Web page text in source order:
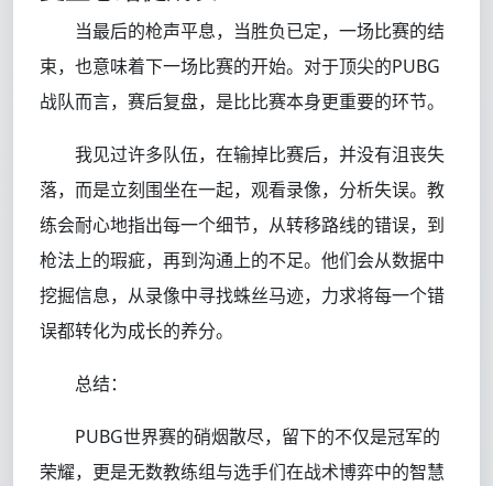
当最后的枪声平息，当胜负已定，一场比赛的结
束，也意味着下一场比赛的开始。对于顶尖的PUBG
战队而言，赛后复盘，是比比赛本身更重要的环节。
我见过许多队伍，在输掉比赛后，并没有沮丧失
落，而是立刻围坐在一起，观看录像，分析失误。教
练会耐心地指出每一个细节，从转移路线的错误，到
枪法上的瑕疵，再到沟通上的不足。他们会从数据中
挖掘信息，从录像中寻找蛛丝马迹，力求将每一个错
误都转化为成长的养分。
总结：
PUBG世界赛的硝烟散尽，留下的不仅是冠军的
荣耀，更是无数教练组与选手们在战术博弈中的智慧